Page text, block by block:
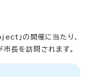
」の開催に当たり、
を訪問されます。